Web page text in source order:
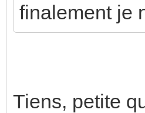
finalement je
Tiens, petite